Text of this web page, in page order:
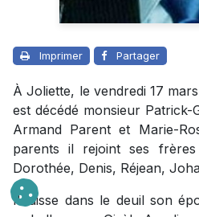
Imprimer Partager
À Joliette, le vendredi 17
est décédé monsieur
Armand Parent et Marie-
parents il rejoint ses
Dorothée, Denis, Réjean,
Il laisse dans le deuil son